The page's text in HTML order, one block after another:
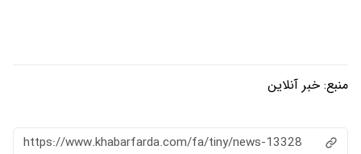
منبع: خبر آنلاین
https://www.khabarfarda.com/fa/tiny/news-13328